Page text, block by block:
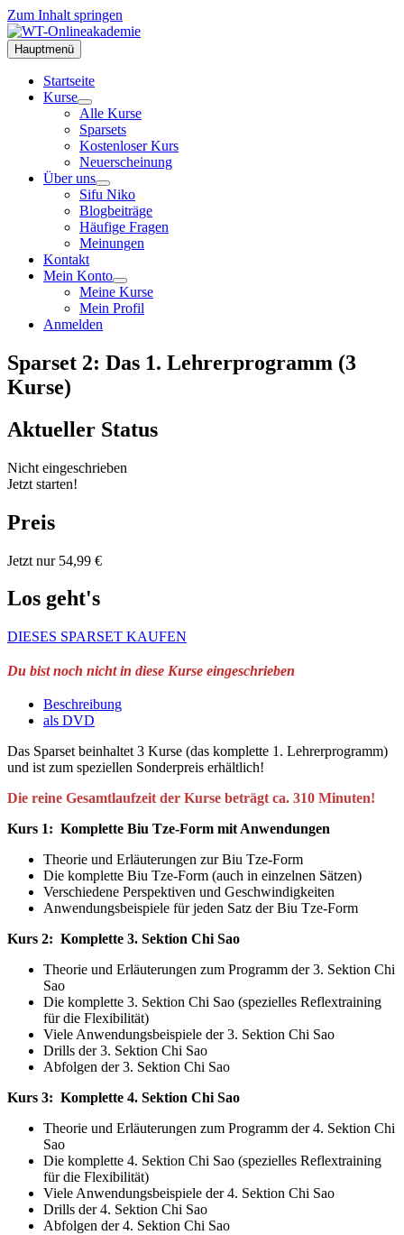
Zum Inhalt springen
Hauptmenü
Startseite
Kurse
Alle Kurse
Sparsets
Kostenloser Kurs
Neuerscheinung
Über uns
Sifu Niko
Blogbeiträge
Häufige Fragen
Meinungen
Kontakt
Mein Konto
Meine Kurse
Mein Profil
Anmelden
Sparset 2: Das 1. Lehrerprogramm (3
Kurse)
Aktueller Status
Nicht eingeschrieben
Jetzt starten!
Preis
Jetzt nur 54,99 €
Los geht's
DIESES SPARSET KAUFEN
Du bist noch nicht in diese Kurse eingeschrieben
Beschreibung
als DVD
Das Sparset beinhaltet 3 Kurse (das komplette 1. Lehrerprogramm)
und ist zum speziellen Sonderpreis erhältlich!
Die reine Gesamtlaufzeit der Kurse beträgt ca. 310 Minuten!
Kurs 1: Komplette Biu Tze-Form mit Anwendungen
Theorie und Erläuterungen zur Biu Tze-Form
Die komplette Biu Tze-Form (auch in einzelnen Sätzen)
Verschiedene Perspektiven und Geschwindigkeiten
Anwendungsbeispiele für jeden Satz der Biu Tze-Form
Kurs 2: Komplette 3. Sektion Chi Sao
Theorie und Erläuterungen zum Programm der 3. Sektion Chi
Sao
Die komplette 3. Sektion Chi Sao (spezielles Reflextraining
für die Flexibilität)
Viele Anwendungsbeispiele der 3. Sektion Chi Sao
Drills der 3. Sektion Chi Sao
Abfolgen der 3. Sektion Chi Sao
Kurs 3: Komplette 4. Sektion Chi Sao
Theorie und Erläuterungen zum Programm der 4. Sektion Chi
Sao
Die komplette 4. Sektion Chi Sao (spezielles Reflextraining
für die Flexibilität)
Viele Anwendungsbeispiele der 4. Sektion Chi Sao
Drills der 4. Sektion Chi Sao
Abfolgen der 4. Sektion Chi Sao